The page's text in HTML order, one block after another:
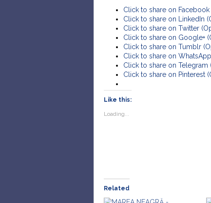
Click to share on
Click to share on LinkedIn
Click to share on Twitter
Click to share on Google+
Click to share on Tumblr
Click to share on
Click to share on
Click to share on Pinterest
Like this:
Loading...
Related